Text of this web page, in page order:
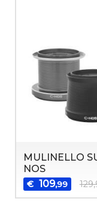
MULINELLO
NOS
€ 109,99